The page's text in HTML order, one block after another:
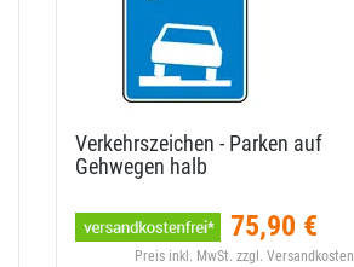
Verkehrszeichen - Parken auf
Gehwegen halb
75,90 €
Preis inkl. MwSt. zzgl. Versandkosten